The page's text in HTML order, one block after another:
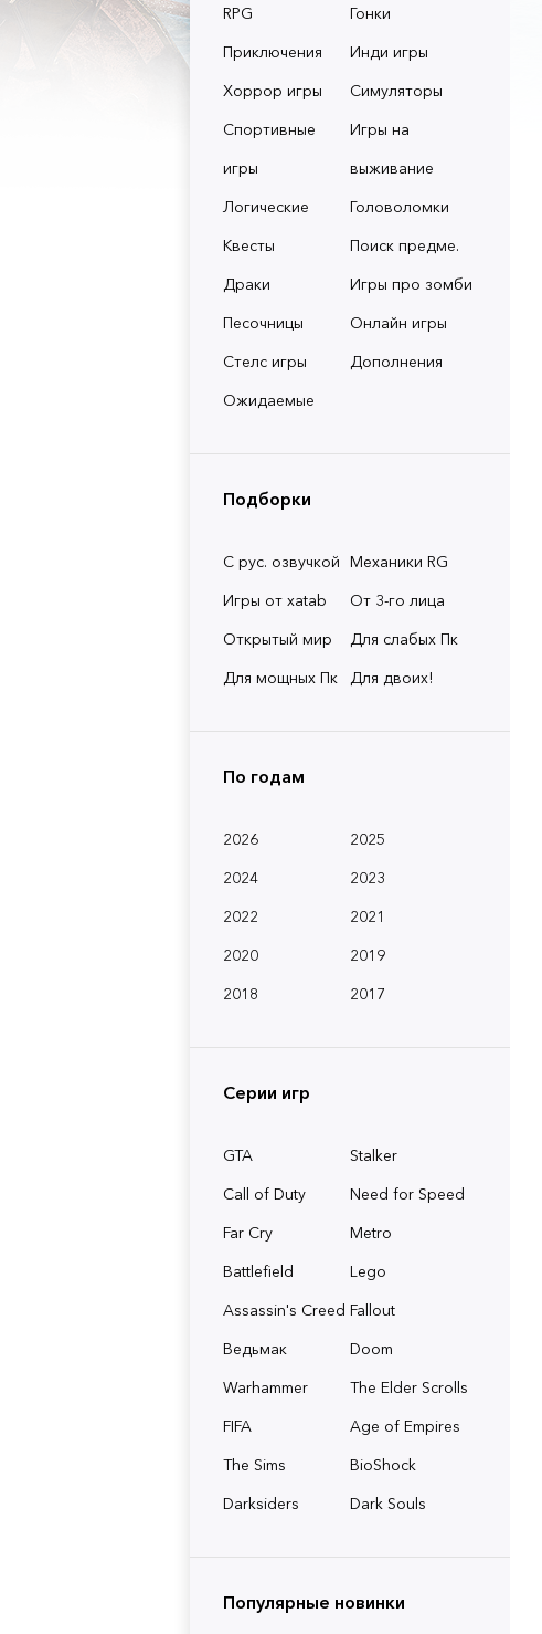
RPG
Гонки
Приключения
Инди игры
Хоррор игры
Симуляторы
Спортивные
игры
Игры на
выживание
Логические
Головоломки
Квесты
Поиск предме.
Драки
Игры про зомби
Песочницы
Онлайн игры
Стелс игры
Дополнения
Ожидаемые
Подборки
С рус. озвучкой Механики RG
Игры от xatab
От 3-го лица
Открытый мир
Для слабых Пк
Для мощных Пк
Для двоих!
По годам
2026
2025
2024
2023
2022
2021
2020
2019
2018
2017
Серии игр
GTA
Stalker
Call of Duty
Need for Speed
Far Cry
Metro
Battlefield
Lego
Assassin's Creed Fallout
Ведьмак
Doom
Warhammer
The Elder Scrolls
FIFA
Age of Empires
The Sims
BioShock
Darksiders
Dark Souls
Популярные новинки